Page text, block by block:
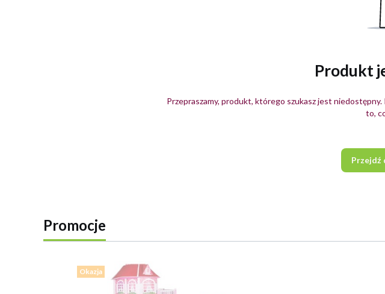
Produkt
Przepraszamy, produkt, którego szukasz jest
to,
Przejdź
Promocje
Okazja